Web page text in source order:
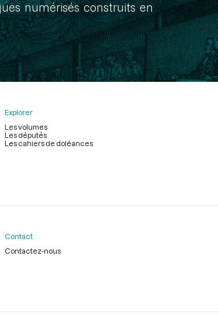
numérisés construits en
Explorer
Les volumes
Les députés
Les cahiers de doléances
Contact
Contactez-nous